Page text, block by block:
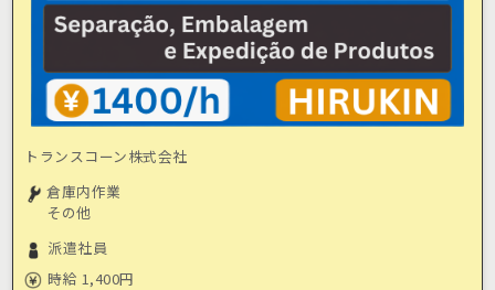
トランスコーン株式会社
倉庫内作業
その他
派遣社員
時給 1,400円